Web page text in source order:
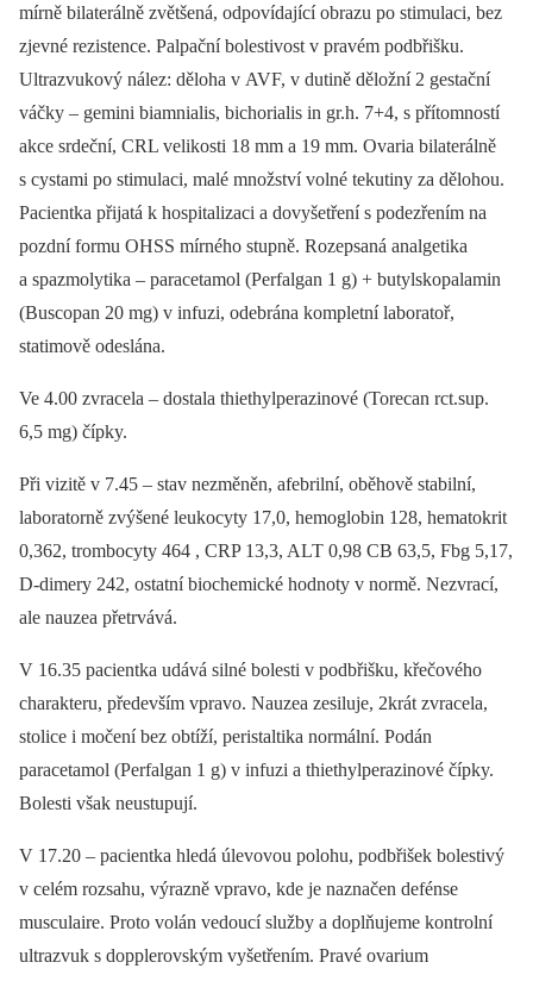
mírně bilaterálně zvětšená, odpovídající obrazu po stimulaci, bez
zjevné rezistence. Palpační bolestivost v pravém podbřišku.
Ultrazvukový nález: děloha v AVF, v dutině děložní 2 gestační
váčky –⁠ gemini biamnialis, bichorialis in gr.h. 7+4, s přítomností
akce srdeční, CRL velikosti 18 mm a 19 mm. Ovaria bilaterálně
s cystami po stimulaci, malé množství volné tekutiny za dělohou.
Pacientka přijatá k hospitalizaci a dovyšetření s podezřením na
pozdní formu OHSS mírného stupně. Rozepsaná analgetika
a spazmolytika –⁠ paracetamol (Perfalgan 1 g) + butylskopalamin
(Buscopan 20 mg) v infuzi, odebrána kompletní laboratoř,
statimově odeslána.
Ve 4.00 zvracela –⁠ dostala thiethylperazinové (Torecan rct.sup.
6,5 mg) čípky.
Při vizitě v 7.45 –⁠ stav nezměněn, afebrilní, oběhově stabilní,
laboratorně zvýšené leukocyty 17,0, hemoglobin 128, hematokrit
0,362, trombocyty 464 , CRP 13,3, ALT 0,98 CB 63,5, Fbg 5,17,
D-dimery 242, ostatní biochemické hodnoty v normě. Nezvrací,
ale nauzea přetrvává.
V 16.35 pacientka udává silné bolesti v podbřišku, křečového
charakteru, především vpravo. Nauzea zesiluje, 2krát zvracela,
stolice i močení bez obtíží, peristaltika normální. Podán
paracetamol (Perfalgan 1 g) v infuzi a thiethylperazinové čípky.
Bolesti však neustupují.
V 17.20 –⁠ pacientka hledá úlevovou polohu, podbřišek bolestivý
v celém rozsahu, výrazně vpravo, kde je naznačen defénse
musculaire. Proto volán vedoucí služby a doplňujeme kontrolní
ultrazvuk s dopplerovským vyšetřením. Pravé ovarium